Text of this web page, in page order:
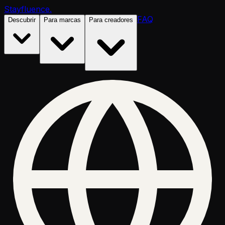
Stayfluence.
Descubrir Para marcas Para creadores FAQ